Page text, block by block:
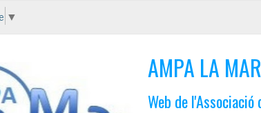
▼
AMPA LA
Web de l'Associació